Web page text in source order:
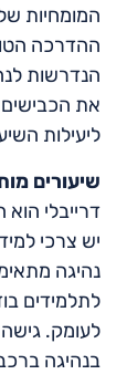
המומחיות
ההדרכה
הנדרשות
את הכבישים
ליעילות
שיעורים
דרייבלי
יש צרכי
נהיגה
לתלמידים
לעומק. גישה
בנהיגה